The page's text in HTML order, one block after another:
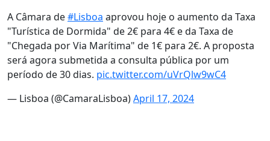
A Câmara de#Lisboa aprovou hoje o aumento da Taxa
"Turística de Dormida" de 2€ para 4€ e da Taxa de
"Chegada por Via Marítima" de 1€ para 2€. A proposta
será agora submetida a consulta pública por um
período de 30 dias. pic.twitter.com/uVrQlw9wC4
— Lisboa (@CamaraLisboa)April 17, 2024